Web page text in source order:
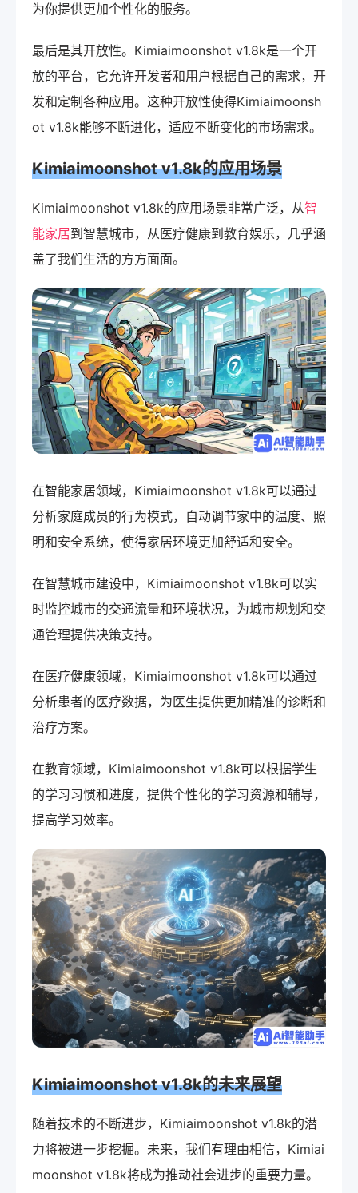
为你提供更加个性化的服务。
最后是其开放性。Kimiaimoonshot v1.8k是一个开
放的平台，它允许开发者和用户根据自己的需求，开
发和定制各种应用。这种开放性使得Kimiaimoonsh
ot v1.8k能够不断进化，适应不断变化的市场需求。
Kimiaimoonshot v1.8k的应用场景
Kimiaimoonshot v1.8k的应用场景非常广泛，从智
能家居到智慧城市，从医疗健康到教育娱乐，几乎涵
盖了我们生活的方方面面。
在智能家居领域，Kimiaimoonshot v1.8k可以通过
分析家庭成员的行为模式，自动调节家中的温度、照
明和安全系统，使得家居环境更加舒适和安全。
在智慧城市建设中，Kimiaimoonshot v1.8k可以实
时监控城市的交通流量和环境状况，为城市规划和交
通管理提供决策支持。
在医疗健康领域，Kimiaimoonshot v1.8k可以通过
分析患者的医疗数据，为医生提供更加精准的诊断和
治疗方案。
在教育领域，Kimiaimoonshot v1.8k可以根据学生
的学习习惯和进度，提供个性化的学习资源和辅导，
提高学习效率。
Kimiaimoonshot v1.8k的未来展望
随着技术的不断进步，Kimiaimoonshot v1.8k的潜
力将被进一步挖掘。未来，我们有理由相信，Kimiai
moonshot v1.8k将成为推动社会进步的重要力量。